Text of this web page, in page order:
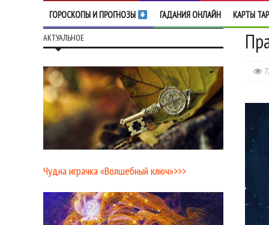
ГОРОСКОПЫ И ПРОГНОЗЫ ГАДАНИЯ ОНЛАЙН КАРТЫ
АКТУАЛЬНОЕ
Чудна играчка «Волшебный ключ»>>>